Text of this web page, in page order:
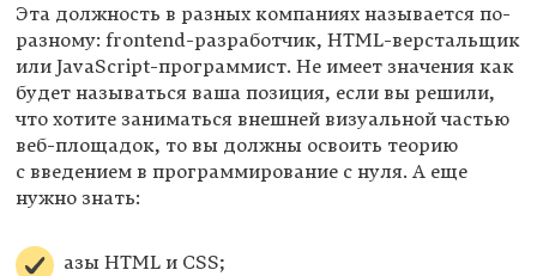
Эта должность в разных компаниях называется по-
разному: frontend-разработчик, HTML-верстальщик
или JavaScript-программист. Не имеет значения как
будет называться ваша позиция, если вы решили,
что хотите заниматься внешней визуальной частью
веб-площадок, то вы должны освоить теорию
с введением в программирование с нуля. А еще
нужно знать:
азы HTML и CSS;